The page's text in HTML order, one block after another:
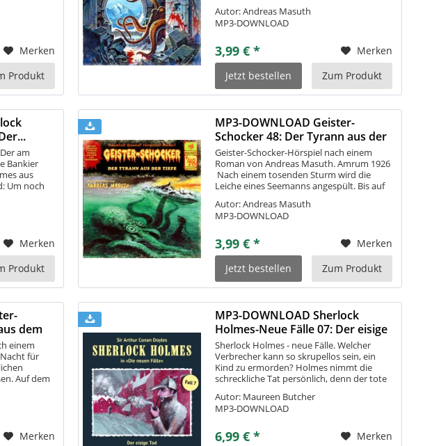
schon
Merken
Produkt
ihrer Arbeit stoßen die Wissenschaftler auf
die...
Autor: Andreas Masuth
MP3-DOWNLOAD
3,99 € *
Merken
Jetzt bestellen
Zum Produkt
am
Bankier
aus
Um noch
Merken
Produkt
MP3-DOWNLOAD Geister-
Schocker 48: Der Tyrann aus der
Tiefe
Geister-Schocker-Hörspiel nach einem
Roman von Andreas Masuth. Amrum 1926
 Nach einem tosenden Sturm wird die
Leiche eines Seemanns angespült. Bis auf
Der Tote wird, wie so viele vor ihm,...
Autor: Andreas Masuth
MP3-DOWNLOAD
3,99 € *
Merken
Jetzt bestellen
Zum Produkt
dem
einem
für
Auf dem
Merken
MP3-DOWNLOAD Sherlock
Holmes-Neue Fälle 07: Der eisige
Tod
Sherlock Holmes - neue Fälle. Welcher
Verbrecher kann so skrupellos sein, ein
Kind zu ermorden? Holmes nimmt die
schreckliche Tat persönlich, denn der tote
Doch zunächst hat der berühmte...
Autor: Maureen Butcher
MP3-DOWNLOAD
6,99 € *
Merken